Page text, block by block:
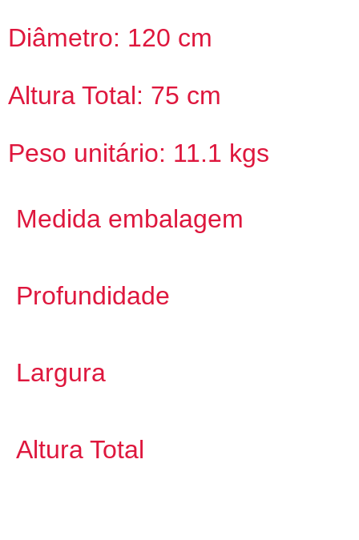
Diâmetro: 120 cm
Altura Total: 75 cm
Peso unitário: 11.1 kgs
Medida embalagem
Profundidade
Largura
Altura Total